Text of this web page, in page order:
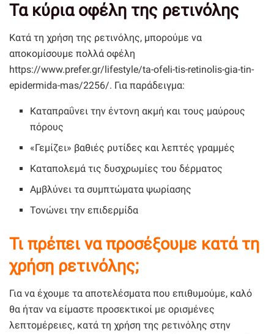
Τα κύρια οφέλη της ρετινόλης
Κατά τη χρήση της ρετινόλης, μπορούμε να
αποκομίσουμε πολλά οφέλη
https://www.prefer.gr/lifestyle/ta-ofeli-tis-retinolis-gia-tin-
epidermida-mas/2256/. Για παράδειγμα:
Καταπραΰνει την έντονη ακμή και τους μαύρους
πόρους
«Γεμίζει» βαθιές ρυτίδες και λεπτές γραμμές
Καταπολεμά τις δυσχρωμίες του δέρματος
Αμβλύνει τα συμπτώματα ψωρίασης
Τονώνει την επιδερμίδα
Τι πρέπει να προσέξουμε κατά τη
χρήση ρετινόλης;
Για να έχουμε τα αποτελέσματα που επιθυμούμε, καλό
θα ήταν να είμαστε προσεκτικοί με ορισμένες
λεπτομέρειες, κατά τη χρήση της ρετινόλης στην